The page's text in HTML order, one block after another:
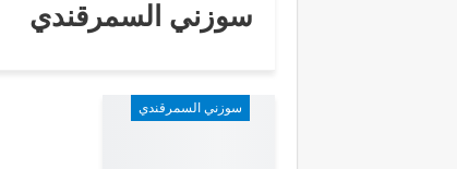
سوزني السمرقندي
سوزني السمرقندي